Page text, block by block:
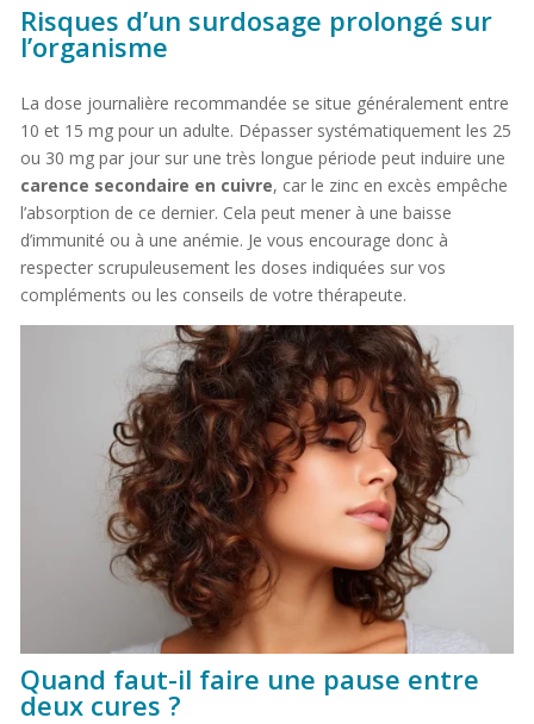
Risques d’un surdosage prolongé sur
l’organisme
La dose journalière recommandée se situe généralement entre
10 et 15 mg pour un adulte. Dépasser systématiquement les 25
ou 30 mg par jour sur une très longue période peut induire une
carence secondaire en cuivre, car le zinc en excès empêche
l’absorption de ce dernier. Cela peut mener à une baisse
d’immunité ou à une anémie. Je vous encourage donc à
respecter scrupuleusement les doses indiquées sur vos
compléments ou les conseils de votre thérapeute.
Quand faut-il faire une pause entre
deux cures ?